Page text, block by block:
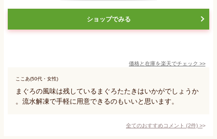
ショップでみる
価格と在庫を楽天でチェック >>
ここあ(50代・女性)
まぐろの風味は残しているまぐろたたきはいかがでしょうか
。流水解凍で手軽に用意できるのもいいと思います。
全てのおすすめコメント (2件) >